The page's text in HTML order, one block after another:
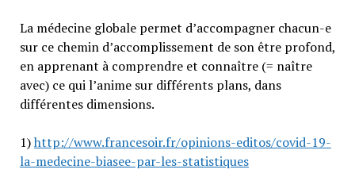
La médecine globale permet d’accompagner chacun-e
sur ce chemin d’accomplissement de son être profond,
en apprenant à comprendre et connaître (= naître
avec) ce qui l’anime sur différents plans, dans
différentes dimensions.
1)http://www.francesoir.fr/opinions-editos/covid-19-
la-medecine-biasee-par-les-statistiques